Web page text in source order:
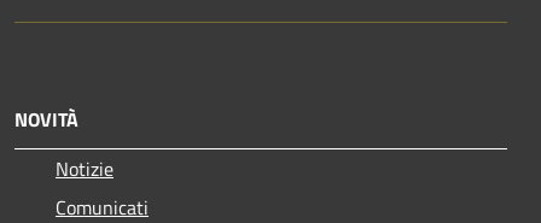
NOVITÀ
Notizie
Comunicati